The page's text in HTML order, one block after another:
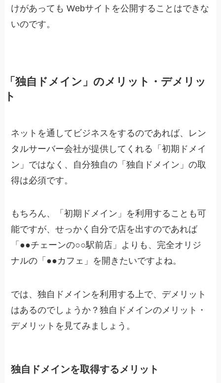
けがあっても Webサイトを公開することはできな
いのです。
「独自ドメイン」のメリット・デメリッ
ト
ネットを通してビジネスをするのであれば、レン
タルサーバー会社が提供してくれる「初期ドメイ
ン」ではなく、自分独自の「独自ドメイン」の取
得は必須です。
もちろん、「初期ドメイン」を利用することも可
能ですが、せっかく自分で店を出すのであれば
「●●チェーンの○○駅前店」よりも、完全オリジ
ナルの「●●カフェ」を開きたいですよね。
では、独自ドメインを利用する上で、デメリット
はあるのでしょうか？独自ドメインのメリット・
デメリットを見てみましょう。
独自ドメインを取得するメリット